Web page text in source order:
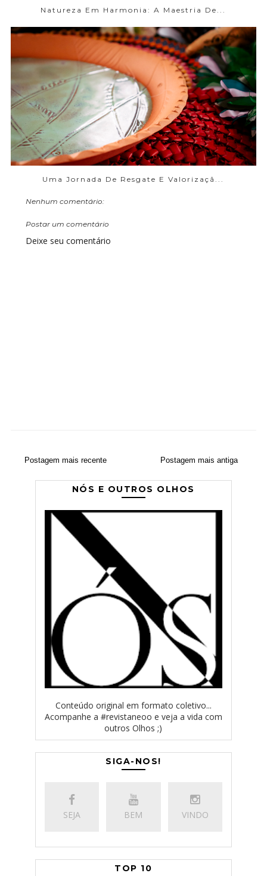
Natureza Em Harmonia: A Maestria De...
Uma Jornada De Resgate E Valorizaçã...
Nenhum comentário:
Postar um comentário
Deixe seu comentário
Postagem mais recente Postagem mais antiga
NÓS E OUTROS OLHOS
Conteúdo original em formato coletivo...
Acompanhe a #revistaneoo e veja a vida com
outros Olhos ;)
SIGA-NOS!
SEJA BEM VINDO
TOP 10